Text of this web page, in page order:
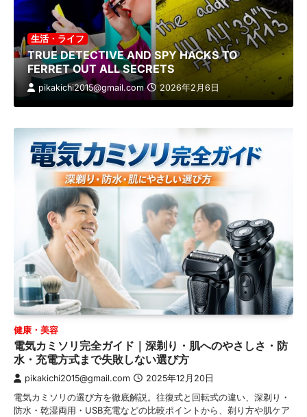
生活・ライフ
TRUE DETECTIVE AND SPY HACKS TO
FERRET OUT ALL SECRETS
pikakichi2015@gmail.com 2026年2月6日
健康・美容
電気カミソリ完全ガイド｜深剃り・肌へのやさしさ・防
水・充電方式まで失敗しない選び方
pikakichi2015@gmail.com 2025年12月20日
電気カミソリの選び方を徹底解説。往復式と回転式の違い、深剃り・
防水・乾湿両用・USB充電などの比較ポイントから、剃り方や肌ケア